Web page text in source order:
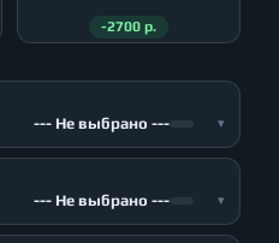
-2700 р.
--- Не выбрано --- ▾
--- Не выбрано --- ▾